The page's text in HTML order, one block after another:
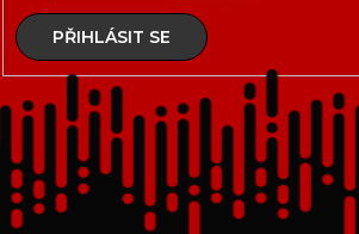
PŘIHLÁSIT SE